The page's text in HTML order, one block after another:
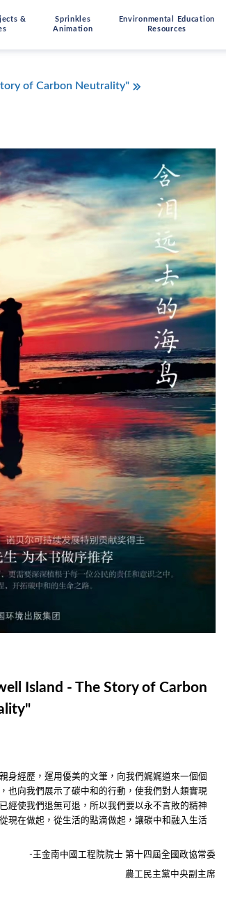
&
Sprinkles
Animation
Environmental Education
Resources
of Carbon Neutrality"
Island - The Story of Carbon
身經歷，運用優美的文筆，向我們娓娓道來一個個
也向我們展示了碳中和的行動，使我們對人類實現
經使我們退無可退，所以我們要以永不言敗的精神
現在做起，從生活的點滴做起，讓碳中和融入生活
-王金南中國工程院院士 第十四屆全國政協常委
農工民主黨中央副主席